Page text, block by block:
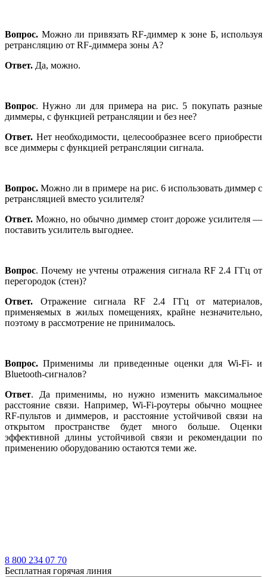
Вопрос. Можно ли привязать RF-диммер к зоне Б, используя
ретрансляцию от RF-диммера зоны A?
Ответ. Да, можно.
Вопрос. Нужно ли для примера на рис. 5 покупать разные
диммеры, с функцией ретрансляции и без нее?
Ответ. Нет необходимости, целесообразнее всего приобрести
все диммеры с функцией ретрансляции сигнала.
Вопрос.Можно ли в примере на рис. 6 использовать диммер с
ретрансляцией вместо усилителя?
Ответ. Можно, но обычно диммер стоит дороже усилителя —
поставить усилитель выгоднее.
Вопрос. Почему не учтены отражения сигнала RF 2.4 ГГц от
перегородок (стен)?
Ответ. Отражение сигнала RF 2.4 ГГц от материалов,
применяемых в жилых помещениях, крайне незначительно,
поэтому в рассмотрение не принималось.
Вопрос.Применимы ли приведенные оценки для Wi-Fi- и
Bluetooth-сигналов?
Ответ. Да применимы, но нужно изменить максимальное
расстояние связи. Например, Wi-Fi-роутеры обычно мощнее
RF-пультов и диммеров, и расстояние устойчивой связи на
открытом пространстве будет много больше. Оценки
эффективной длины устойчивой связи и рекомендации по
применению оборудованию остаются теми же.
8 800 234 07 70
Бесплатная горячая линия